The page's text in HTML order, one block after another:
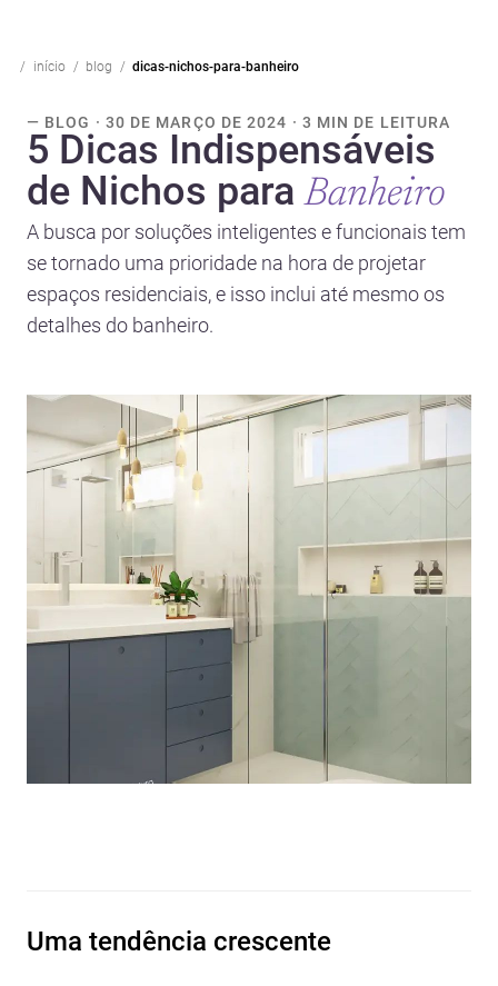
início blog dicas-nichos-para-banheiro
— BLOG · 30 DE MARÇO DE 2024 · 3 MIN DE LEITURA
5 Dicas Indispensáveis
de Nichos para Banheiro
A busca por soluções inteligentes e funcionais tem
se tornado uma prioridade na hora de projetar
espaços residenciais, e isso inclui até mesmo os
detalhes do banheiro.
Uma tendência crescente